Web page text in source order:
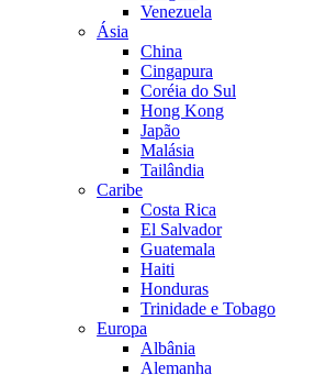
Venezuela
Ásia
China
Cingapura
Coréia do Sul
Hong Kong
Japão
Malásia
Tailândia
Caribe
Costa Rica
El Salvador
Guatemala
Haiti
Honduras
Trinidade e Tobago
Europa
Albânia
Alemanha